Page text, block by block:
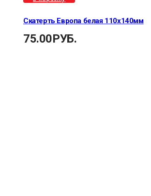
Скатерть Европа белая 110х140мм
75.00РУБ.